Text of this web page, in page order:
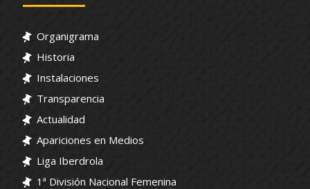
Organigrama
Historia
Instalaciones
Transparencia
Actualidad
Apariciones en Medios
Liga Iberdrola
1ª División Nacional Femenina